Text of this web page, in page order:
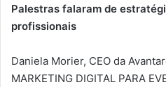
Palestras falaram de
profissionais
Daniela Morier, CEO da
MARKETING DIGITAL PARA